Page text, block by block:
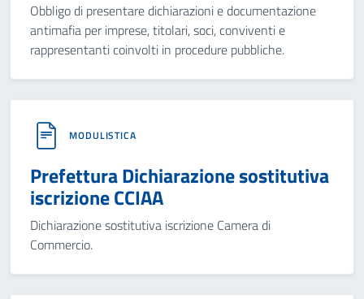
Obbligo di presentare dichiarazioni e documentazione
antimafia per imprese, titolari, soci, conviventi e
rappresentanti coinvolti in procedure pubbliche.
MODULISTICA
Prefettura Dichiarazione sostitutiva
iscrizione CCIAA
Dichiarazione sostitutiva iscrizione Camera di
Commercio.